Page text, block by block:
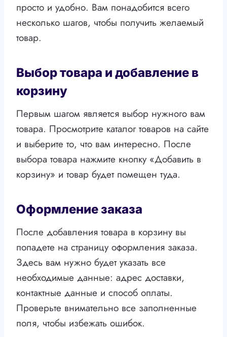
просто и удобно. Вам понадобится всего
несколько шагов, чтобы получить желаемый
товар.
Выбор товара и добавление в
корзину
Первым шагом является выбор нужного вам
товара. Просмотрите каталог товаров на сайте
и выберите то, что вам интересно. После
выбора товара нажмите кнопку «Добавить в
корзину» и товар будет помещен туда.
Оформление заказа
После добавления товара в корзину вы
попадете на страницу оформления заказа.
Здесь вам нужно будет указать все
необходимые данные: адрес доставки,
контактные данные и способ оплаты.
Проверьте внимательно все заполненные
поля, чтобы избежать ошибок.